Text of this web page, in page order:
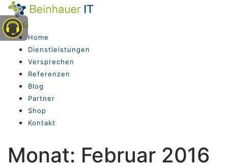
Zum
Inhalt
springen
Menü
Home
Dienstleistungen
Versprechen
Referenzen
Blog
Partner
Shop
Kontakt
Monat: Februar 2016